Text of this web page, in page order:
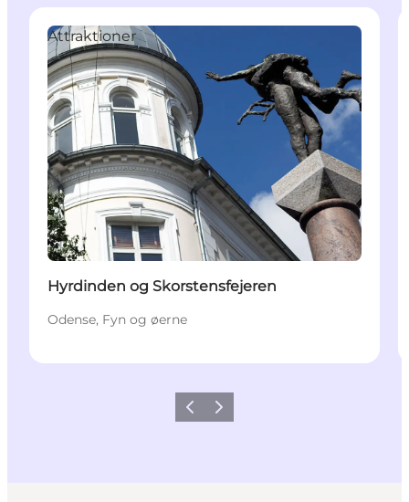
Attraktioner
Hyrdinden og Skorstensfejeren
Odense, Fyn og øerne
ForrigeNeste